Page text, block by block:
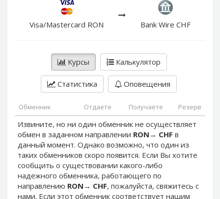
Visa/Mastercard RON Bank Wire CHF
Курсы Калькулятор
Статистика Оповещения
Обменник Отдаете Получаете Резерв
Извините, но ни один обменник не осуществляет
обмен в заданном направлении RON → CHF в
данный момент. Однако возможно, что один из
таких обменников скоро появится. Если Вы хотите
сообщить о существовании какого-либо
надежного обменника, работающего по
направлению RON → CHF, пожалуйста, свяжитесь с
нами. Если этот обменник соответствует нашим
PayPal HKD
PayPal NZD
PayPal NOK
PayPal PLN
PayPal SEK
PayPal CHF
PayPal MYR
Webmoney WMZ
Webmoney WMR
Webmoney WME
PayPal DKK
PayPal HKD
PayPal NZD
PayPal NOK
PayPal PLN
PayPal SEK
PayPal CHF
PayPal MYR
Webmoney WMZ
Webmoney WMR
Webmoney WME